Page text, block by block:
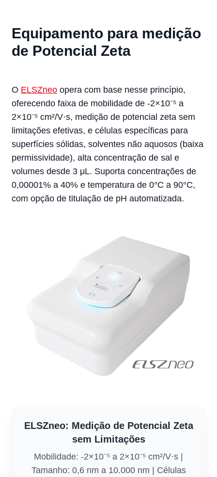
Equipamento para medição
de Potencial Zeta
O ELSZneo opera com base nesse princípio,
oferecendo faixa de mobilidade de -2×10⁻⁵ a
2×10⁻⁵ cm²/V·s, medição de potencial zeta sem
limitações efetivas, e células específicas para
superfícies sólidas, solventes não aquosos (baixa
permissividade), alta concentração de sal e
volumes desde 3 μL. Suporta concentrações de
0,00001% a 40% e temperatura de 0°C a 90°C,
com opção de titulação de pH automatizada.
ELSZneo: Medição de Potencial Zeta
sem Limitações
Mobilidade: -2×10⁻⁵ a 2×10⁻⁵ cm²/V·s |
Tamanho: 0,6 nm a 10.000 nm | Células